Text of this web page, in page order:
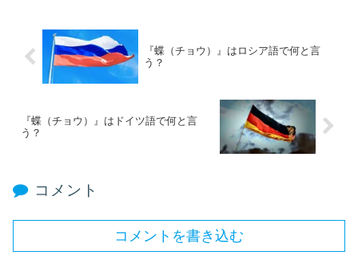
『蝶（チョウ）』はロシア語で何と言
う？
『蝶（チョウ）』はドイツ語で何と言
う？
コメント
コメントを書き込む